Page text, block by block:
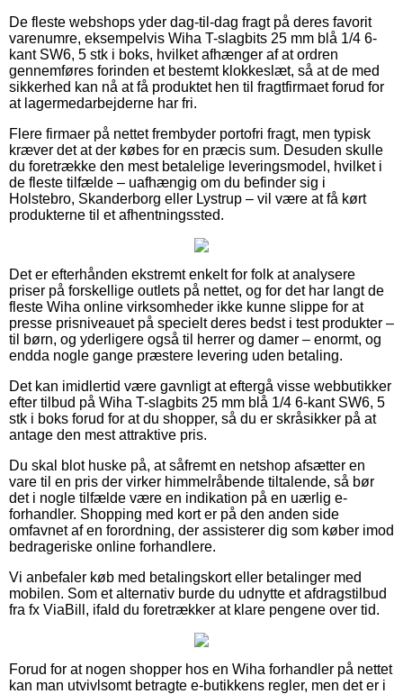
De fleste webshops yder dag-til-dag fragt på deres favorit
varenumre, eksempelvis Wiha T-slagbits 25 mm blå 1/4 6-
kant SW6, 5 stk i boks, hvilket afhænger af at ordren
gennemføres forinden et bestemt klokkeslæt, så at de med
sikkerhed kan nå at få produktet hen til fragtfirmaet forud for
at lagermedarbejderne har fri.
Flere firmaer på nettet frembyder portofri fragt, men typisk
kræver det at der købes for en præcis sum. Desuden skulle
du foretrække den mest betalelige leveringsmodel, hvilket i
de fleste tilfælde – uafhængig om du befinder sig i
Holstebro, Skanderborg eller Lystrup – vil være at få kørt
produkterne til et afhentningssted.
Det er efterhånden ekstremt enkelt for folk at analysere
priser på forskellige outlets på nettet, og for det har langt de
fleste Wiha online virksomheder ikke kunne slippe for at
presse prisniveauet på specielt deres bedst i test produkter –
til børn, og yderligere også til herrer og damer – enormt, og
endda nogle gange præstere levering uden betaling.
Det kan imidlertid være gavnligt at eftergå visse webbutikker
efter tilbud på Wiha T-slagbits 25 mm blå 1/4 6-kant SW6, 5
stk i boks forud for at du shopper, så du er skråsikker på at
antage den mest attraktive pris.
Du skal blot huske på, at såfremt en netshop afsætter en
vare til en pris der virker himmelråbende tiltalende, så bør
det i nogle tilfælde være en indikation på en uærlig e-
forhandler. Shopping med kort er på den anden side
omfavnet af en forordning, der assisterer dig som køber imod
bedrageriske online forhandlere.
Vi anbefaler køb med betalingskort eller betalinger med
mobilen. Som et alternativ burde du udnytte et afdragstilbud
fra fx ViaBill, ifald du foretrækker at klare pengene over tid.
Forud for at nogen shopper hos en Wiha forhandler på nettet
kan man utvivlsomt betragte e-butikkens regler, men det er i